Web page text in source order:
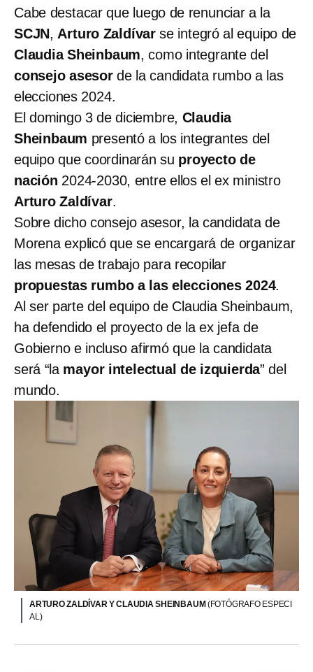
Cabe destacar que luego de renunciar a la
SCJN, Arturo Zaldívar se integró al equipo de
Claudia Sheinbaum, como integrante del
consejo asesorde la candidata rumbo a las
elecciones 2024.
El domingo 3 de diciembre, Claudia
Sheinbaum presentó a los integrantes del
equipo que coordinarán su proyecto de
nación 2024-2030, entre ellos el ex ministro
Arturo Zaldívar.
Sobre dicho consejo asesor, la candidata de
Morena explicó que se encargará de organizar
las mesas de trabajo para recopilar
propuestas rumbo a las elecciones 2024.
Al ser parte del equipo de Claudia Sheinbaum,
ha defendido el proyecto de la ex jefa de
Gobierno e incluso afirmó que la candidata
será “la mayor intelectual de izquierda” del
mundo.
ARTURO ZALDÍVAR Y CLAUDIA SHEINBAUM(FOTÓGRAFO ESPECI
AL)